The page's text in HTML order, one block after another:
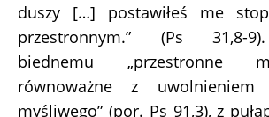
duszy […] postawiłeś me
przestronnym.” (Ps 31,8-
biednemu „przestronne
równoważne z
myśliwego” (por. Ps 91,3), z